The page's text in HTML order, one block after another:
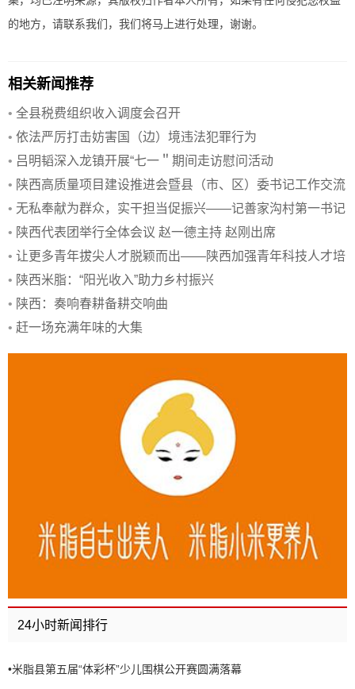
的地方，请联系我们，我们将马上进行处理，谢谢。
相关新闻推荐
• 全县税费组织收入调度会召开
• 依法严厉打击妨害国（边）境违法犯罪行为
• 吕明韬深入龙镇开展“七一＂期间走访慰问活动
• 陕西高质量项目建设推进会暨县（市、区）委书记工作交流
会侧记
• 无私奉献为群众，实干担当促振兴——记善家沟村第一书记
申爱红
• 陕西代表团举行全体会议 赵一德主持 赵刚出席
• 让更多青年拔尖人才脱颖而出——陕西加强青年科技人才培
养
• 陕西米脂：“阳光收入”助力乡村振兴
• 陕西：奏响春耕备耕交响曲
• 赶一场充满年味的大集
24小时新闻排行
•米脂县第五届“体彩杯”少儿围棋公开赛圆满落幕